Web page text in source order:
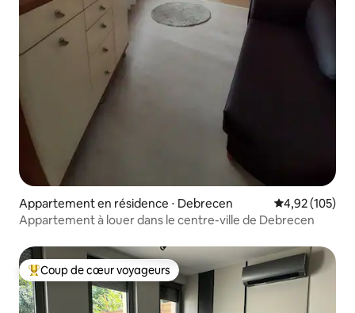
Appartement en résidence ⋅ Debrecen Évaluation
4,92 (105)
Appartement à louer dans le centre-ville de Debrecen
Coups de cœur voyageurs les plus appréciés
Coup de cœur voyageurs